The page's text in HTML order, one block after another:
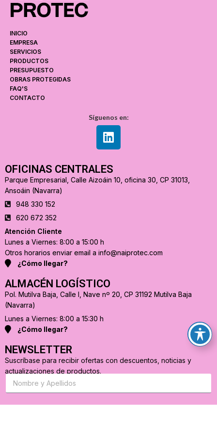
INICIO
EMPRESA
SERVICIOS
PRODUCTOS
PRESUPUESTO
OBRAS PROTEGIDAS
FAQ'S
CONTACTO
Síguenos en:
OFICINAS CENTRALES
Parque Empresarial, Calle Aizoáin 10, oficina 30, CP 31013,
Ansoáin (Navarra)
948 330 152
620 672 352
Atención Cliente
Lunes a Viernes: 8:00 a 15:00 h
Otros horarios enviar email a info@naiprotec.com
¿Cómo llegar?
ALMACÉN LOGÍSTICO
Pol. Mutilva Baja, Calle I, Nave nº 20, CP 31192 Mutilva Baja
(Navarra)
Lunes a Viernes: 8:00 a 15:30 h
¿Cómo llegar?
NEWSLETTER
Suscríbase para recibir ofertas con descuentos, noticias y
actualizaciones de productos.
S
s